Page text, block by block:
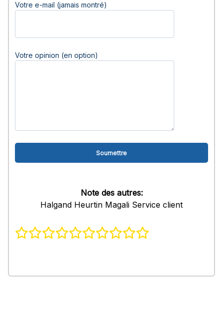
Votre e-mail (jamais montré)
Votre opinion (en option)
Note des autres:
Halgand Heurtin Magali Service client